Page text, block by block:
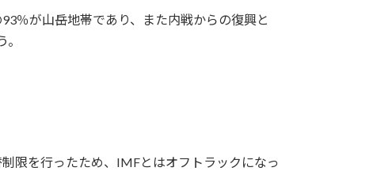
％が山岳地帯であり、また内戦からの復興と
限を行ったため、IMFとはオフトラックになっ